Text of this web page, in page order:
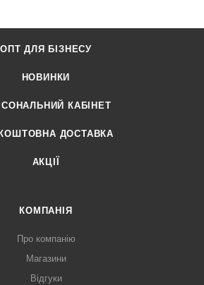
ОПТ ДЛЯ БІЗНЕСУ
НОВИНКИ
КАБІНЕТ
ДОСТАВКА
АКЦІЇ
КОМПАНІЯ
Про компанію
Магазини
Відгуки